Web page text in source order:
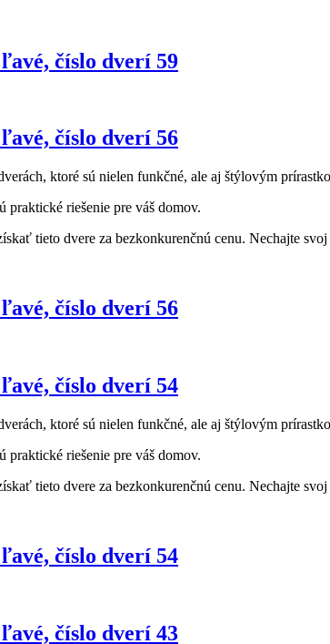
číslo dverí 59
číslo dverí 56
ktoré sú nielen funkčné, ale aj štýlovým
riešenie pre váš domov.
tieto dvere za bezkonkurenčnú cenu. Nechajte
číslo dverí 56
číslo dverí 54
ktoré sú nielen funkčné, ale aj štýlovým
riešenie pre váš domov.
tieto dvere za bezkonkurenčnú cenu. Nechajte
číslo dverí 54
číslo dverí 43